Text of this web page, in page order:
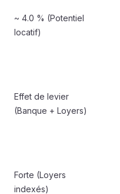
~ 4.0 % (Potentiel
locatif)
Effet de levier
(Banque + Loyers)
Forte (Loyers
indexés)